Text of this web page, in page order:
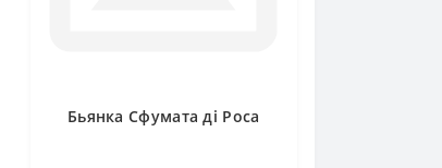
Бьянка Сфумата ді Роса